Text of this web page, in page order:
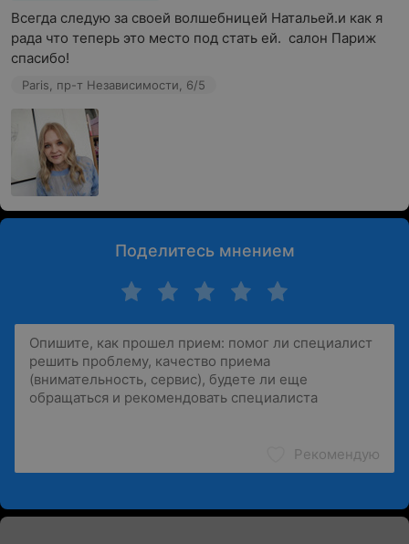
Всегда следую за своей волшебницей Натальей.и как я
рада что теперь это место под стать ей.  салон Париж
спасибо!
Paris, пр-т Независимости, 6/5
Поделитесь мнением
Рекомендую